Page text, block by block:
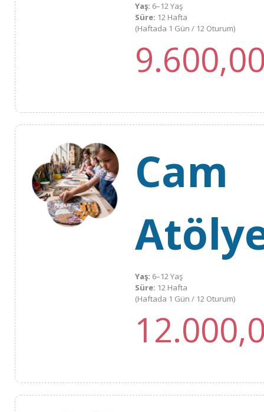
Yaş: 6–12 Yaş
Süre: 12 Hafta
(Haftada 1 Gün / 12 Oturum)
Cam
Yaş: 6–12 Yaş
Süre: 12 Hafta
(Haftada 1 Gün / 12 Oturum)